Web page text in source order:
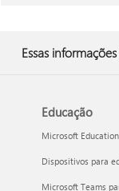
Essas
Educação
Microsoft Education
Dispositivos para
Microsoft Teams